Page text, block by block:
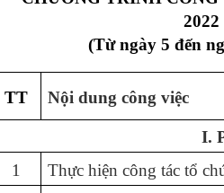
2022
(Từ ngày 5 đến
TT Nội dung công việc
I.
1
Thực hiện công tác tổ